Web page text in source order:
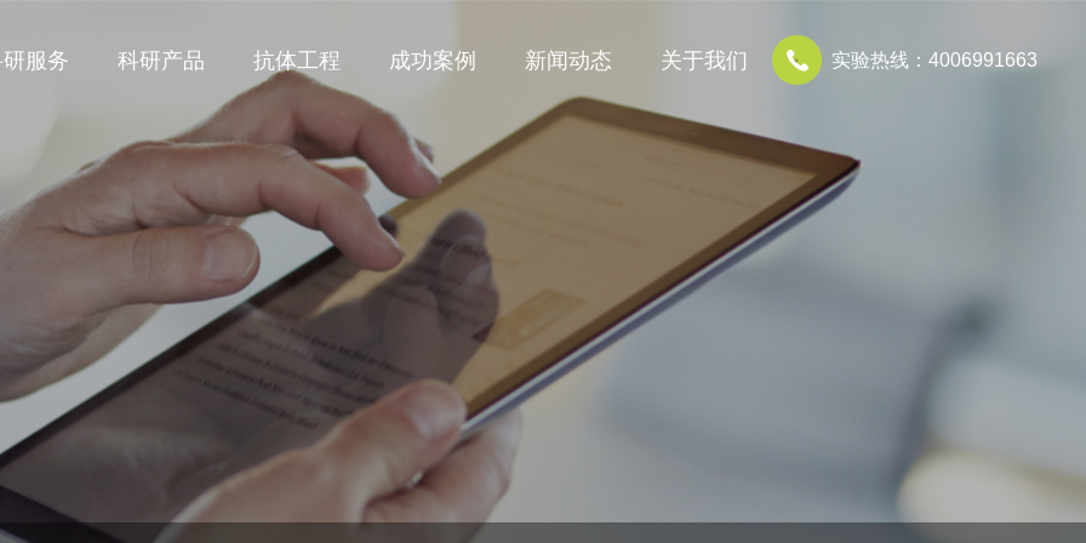
实验热线：4006991663
服务 科研产品 抗体工程 成功案例 新闻动态 关于我们